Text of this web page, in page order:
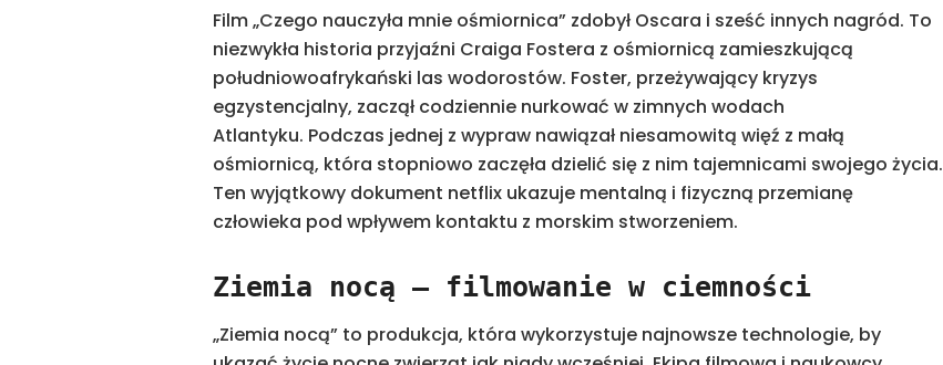
Film „Czego nauczyła mnie ośmiornica” zdobył Oscara i sześć innych nagród. To
niezwykła historia przyjaźni Craiga Fostera z ośmiornicą zamieszkującą
południowoafrykański las wodorostów. Foster, przeżywający kryzys
egzystencjalny, zaczął codziennie nurkować w zimnych wodach
Atlantyku. Podczas jednej z wypraw nawiązał niesamowitą więź z małą
ośmiornicą, która stopniowo zaczęła dzielić się z nim tajemnicami swojego życia.
Ten wyjątkowy dokument netflix ukazuje mentalną i fizyczną przemianę
człowieka pod wpływem kontaktu z morskim stworzeniem.
Ziemia nocą – filmowanie w ciemności
„Ziemia nocą” to produkcja, która wykorzystuje najnowsze technologie, by